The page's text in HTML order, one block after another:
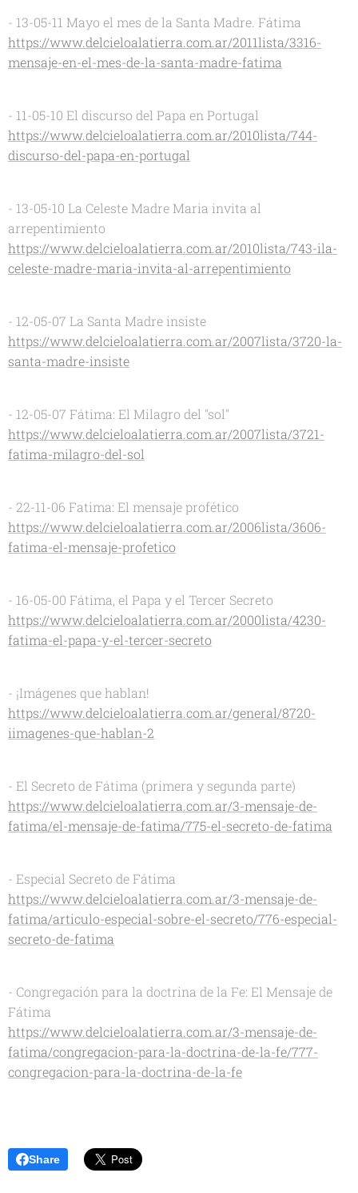
- 13-05-11 Mayo el mes de la Santa Madre. Fátima
https://www.delcieloalatierra.com.ar/2011lista/3316-
mensaje-en-el-mes-de-la-santa-madre-fatima
- 11-05-10 El discurso del Papa en Portugal
https://www.delcieloalatierra.com.ar/2010lista/744-
discurso-del-papa-en-portugal
- 13-05-10 La Celeste Madre Maria invita al
arrepentimiento
https://www.delcieloalatierra.com.ar/2010lista/743-ila-
celeste-madre-maria-invita-al-arrepentimiento
- 12-05-07 La Santa Madre insiste
https://www.delcieloalatierra.com.ar/2007lista/3720-la-
santa-madre-insiste
- 12-05-07 Fátima: El Milagro del "sol"
https://www.delcieloalatierra.com.ar/2007lista/3721-
fatima-milagro-del-sol
- 22-11-06 Fatima: El mensaje profético
https://www.delcieloalatierra.com.ar/2006lista/3606-
fatima-el-mensaje-profetico
- 16-05-00 Fátima, el Papa y el Tercer Secreto
https://www.delcieloalatierra.com.ar/2000lista/4230-
fatima-el-papa-y-el-tercer-secreto
- ¡Imágenes que hablan!
https://www.delcieloalatierra.com.ar/general/8720-
iimagenes-que-hablan-2
- El Secreto de Fátima (primera y segunda parte)
https://www.delcieloalatierra.com.ar/3-mensaje-de-
fatima/el-mensaje-de-fatima/775-el-secreto-de-fatima
- Especial Secreto de Fátima
https://www.delcieloalatierra.com.ar/3-mensaje-de-
fatima/articulo-especial-sobre-el-secreto/776-especial-
secreto-de-fatima
- Congregación para la doctrina de la Fe: El Mensaje de
Fátima
https://www.delcieloalatierra.com.ar/3-mensaje-de-
fatima/congregacion-para-la-doctrina-de-la-fe/777-
congregacion-para-la-doctrina-de-la-fe
Share